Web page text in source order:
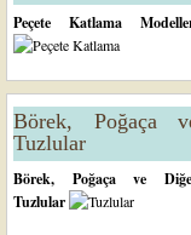
Peçete Katlama
Börek, Poğaça
Tuzlular
Börek, Poğaça ve
Tuzlular